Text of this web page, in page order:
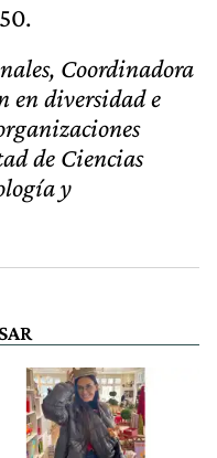
Coordinadora
en diversidad e
de Ciencias
y